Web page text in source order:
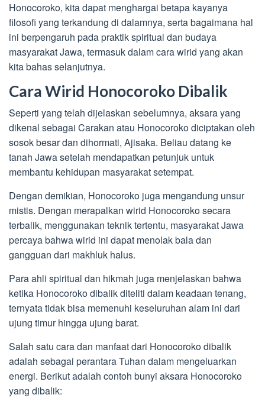
Honocoroko, kita dapat menghargai betapa kayanya
filosofi yang terkandung di dalamnya, serta bagaimana hal
ini berpengaruh pada praktik spiritual dan budaya
masyarakat Jawa, termasuk dalam cara wirid yang akan
kita bahas selanjutnya.
Cara Wirid Honocoroko Dibalik
Seperti yang telah dijelaskan sebelumnya, aksara yang
dikenal sebagai Carakan atau Honocoroko diciptakan oleh
sosok besar dan dihormati, Ajisaka. Beliau datang ke
tanah Jawa setelah mendapatkan petunjuk untuk
membantu kehidupan masyarakat setempat.
Dengan demikian, Honocoroko juga mengandung unsur
mistis. Dengan merapalkan wirid Honocoroko secara
terbalik, menggunakan teknik tertentu, masyarakat Jawa
percaya bahwa wirid ini dapat menolak bala dan
gangguan dari makhluk halus.
Para ahli spiritual dan hikmah juga menjelaskan bahwa
ketika Honocoroko dibalik diteliti dalam keadaan tenang,
ternyata tidak bisa memenuhi keseluruhan alam ini dari
ujung timur hingga ujung barat.
Salah satu cara dan manfaat dari Honocoroko dibalik
adalah sebagai perantara Tuhan dalam mengeluarkan
energi. Berikut adalah contoh bunyi aksara Honocoroko
yang dibalik: